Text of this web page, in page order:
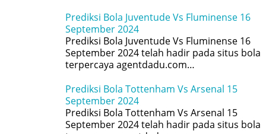
Prediksi Bola Juventude Vs Fluminense 16
September 2024
Prediksi Bola Juventude Vs Fluminense 16
September 2024 telah hadir pada situs bola
terpercaya agentdadu.com…
Prediksi Bola Tottenham Vs Arsenal 15
September 2024
Prediksi Bola Tottenham Vs Arsenal 15
September 2024 telah hadir pada situs bola